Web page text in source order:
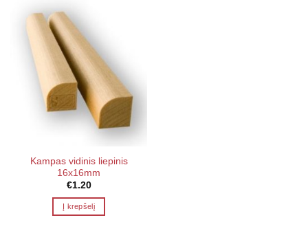
Kampas vidinis liepinis
16x16mm
€1.20
Į krepšelį